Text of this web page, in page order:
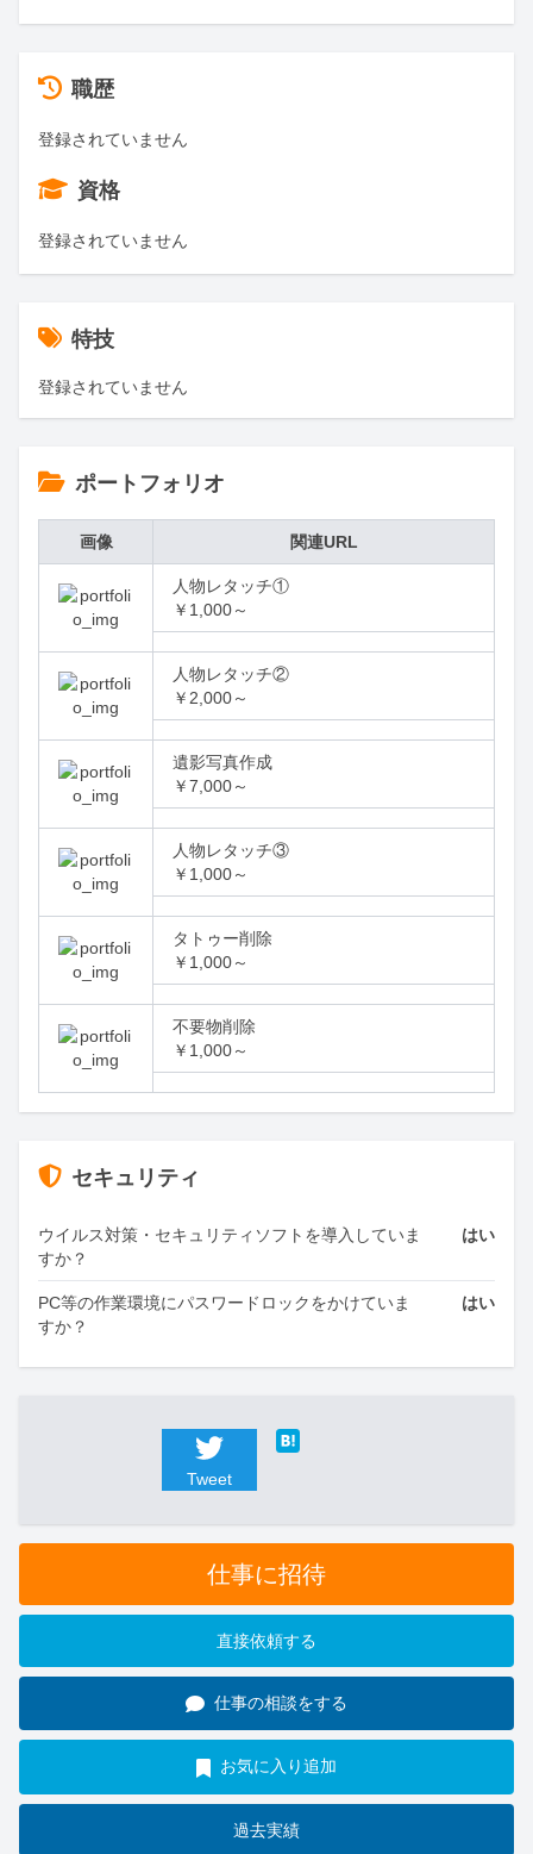
職歴
登録されていません
資格
登録されていません
特技
登録されていません
ポートフォリオ
画像 関連URL
人物レタッチ①
￥1,000～
人物レタッチ②
￥2,000～
遺影写真作成
￥7,000～
人物レタッチ③
￥1,000～
タトゥー削除
￥1,000～
不要物削除
￥1,000～
セキュリティ
ウイルス対策・セキュリティソフトを導入していま
すか？
はい
PC等の作業環境にパスワードロックをかけていま
すか？
はい
Tweet
仕事に招待
直接依頼する
仕事の相談をする
お気に入り追加
過去実績